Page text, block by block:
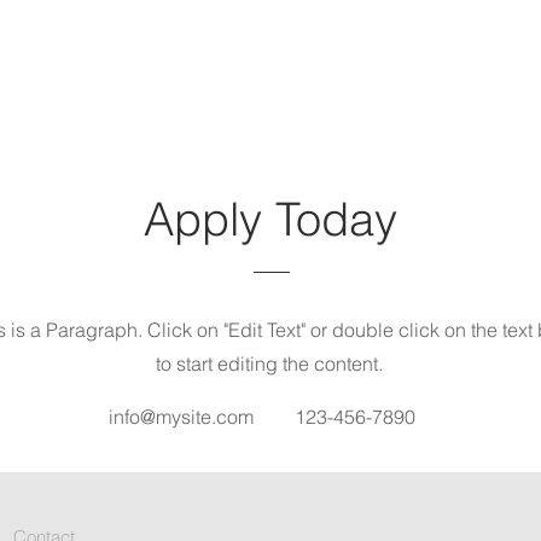
Apply Today
is a Paragraph. Click on "Edit Text" or double click on the text
to start editing the content.
info@mysite.com 123-456-7890